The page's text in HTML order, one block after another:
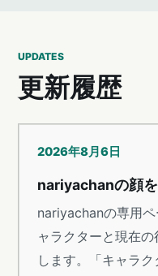
UPDATES
更新履歴
2026年8月6日
nariyachanの顔
nariyachanの専用
ャラクターと現在
します。「キャラ